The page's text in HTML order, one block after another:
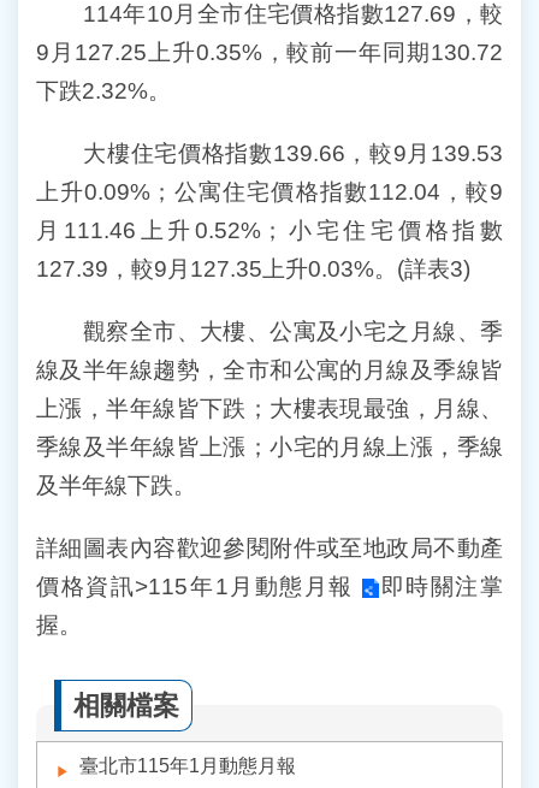
114年10月全市住宅價格指數127.69，較
9月127.25上升0.35%，較前一年同期130.72
下跌2.32%。
大樓住宅價格指數139.66，較9月139.53
上升0.09%；公寓住宅價格指數112.04，較9
月111.46上升0.52%；小宅住宅價格指數
127.39，較9月127.35上升0.03%。(詳表3)
觀察全市、大樓、公寓及小宅之月線、季
線及半年線趨勢，全市和公寓的月線及季線皆
上漲，半年線皆下跌；大樓表現最強，月線、
季線及半年線皆上漲；小宅的月線上漲，季線
及半年線下跌。
詳細圖表內容歡迎參閱附件或至地政局不動產
價格資訊>115年1月動態月報
即時關注掌
握。
相關檔案
臺北市115年1月動態月報